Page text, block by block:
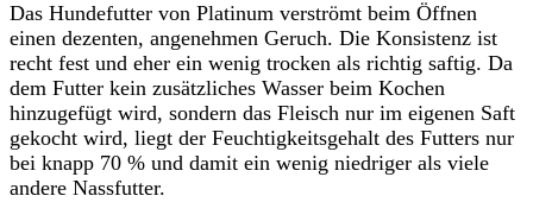
Das Hundefutter von Platinum verströmt beim Öffnen
einen dezenten, angenehmen Geruch. Die Konsistenz ist
recht fest und eher ein wenig trocken als richtig saftig. Da
dem Futter kein zusätzliches Wasser beim Kochen
hinzugefügt wird, sondern das Fleisch nur im eigenen Saft
gekocht wird, liegt der Feuchtigkeitsgehalt des Futters nur
bei knapp 70 % und damit ein wenig niedriger als viele
andere Nassfutter.